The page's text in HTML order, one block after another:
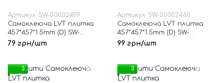
Артикул: SW-00002459
Самоклеюча LVT плитка
457*457*1.5mm (D) SW-
00002459
79 грн/шт
Артикул: SW-00002460
Самоклеюча LVT плитка
457*457*1.5mm (D) SW-
00002460
99 грн/шт
3 3